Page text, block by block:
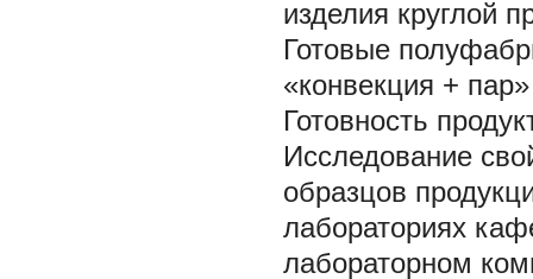
изделия круглой
Готовые
«конвекция +
Готовность
Исследование
образцов
лабораториях
лабораторном